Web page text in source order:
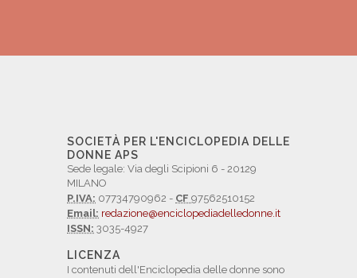
SOCIETÀ PER L'ENCICLOPEDIA DELLE
DONNE APS
Sede legale: Via degli Scipioni 6 - 20129
MILANO
P.IVA: 07734790962 - CF 97562510152
Email: redazione@enciclopediadelledonne.it
ISSN: 3035-4927
LICENZA
I contenuti dell'Enciclopedia delle donne sono